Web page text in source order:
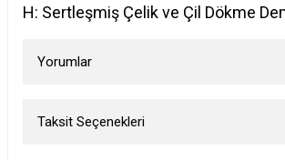
H: Sertleşmiş Çelik ve Çil Dökme
Yorumlar
Taksit Seçenekleri